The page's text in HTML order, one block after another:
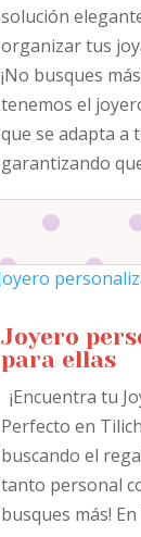
solución
organizar tus
¡No busques
tenemos el
que se adapta a
garantizando
Joyero
para ellas
¡Encuentra tu
Perfecto en
buscando el
tanto personal
busques más!